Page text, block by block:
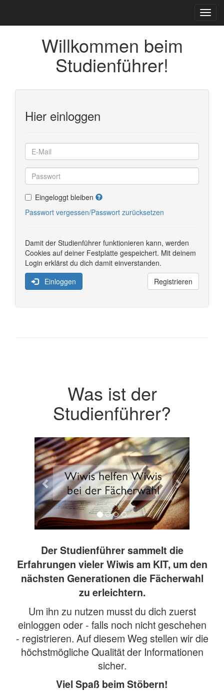
Willkommen beim
Studienführer!
Hier einloggen
Eingeloggt bleiben
Passwort vergessen/Passwort zurücksetzen
Damit der Studienführer funktionieren kann, werden
Cookies auf deiner Festplatte gespeichert. Mit deinem
Login erklärst du dich damit einverstanden.
Einloggen
Registrieren
Was ist der
Studienführer?
Previous Next
Der Studienführer sammelt die
Erfahrungen vieler Wiwis am KIT, um den
nächsten Generationen die Fächerwahl
zu erleichtern.
Um ihn zu nutzen musst du dich zuerst
einloggen oder - falls noch nicht geschehen
- registrieren. Auf diesem Weg stellen wir die
höchstmögliche Qualität der Informationen
sicher.
Viel Spaß beim Stöbern!